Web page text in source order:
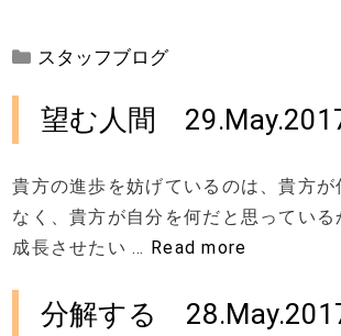
カ
ゴ
リ
スタッフブログ
望む人間
貴方の進歩を妨げているのは、貴方が
なく、貴方が自分を何だと思っている
成長させたい … Read more
分解する